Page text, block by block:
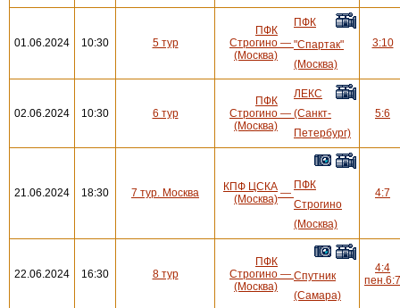
01.06.2024 10:30 5 тур
ПФК
Строгино
(Москва)
—
ПФК
"Спартак"
(Москва)
3:10
02.06.2024 10:30 6 тур
ПФК
Строгино
(Москва)
—
ЛЕКС
(Санкт-
Петербург)
5:6
21.06.2024 18:30 7 тур. Москва
КПФ ЦСКА
(Москва) —
ПФК
Строгино
(Москва)
4:7
22.06.2024 16:30 8 тур
ПФК
Строгино
(Москва)
— Спутник
(Самара)
4:4
пен.6:7